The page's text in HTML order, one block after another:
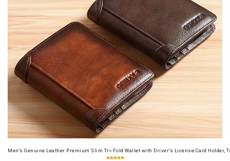
Men's Genuine Leather Premium Slim Tri-Fold Wallet with Driver's License Card Holder,